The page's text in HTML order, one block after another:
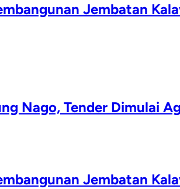
Jembatan
Nago, Tender Dimulai
Jembatan